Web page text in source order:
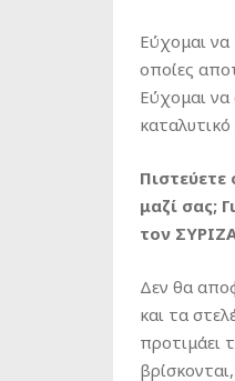
Εύχομαι να
οποίες
Εύχομαι να
μαζί σας;
τον
Δεν θα
και τα
προτιμάει